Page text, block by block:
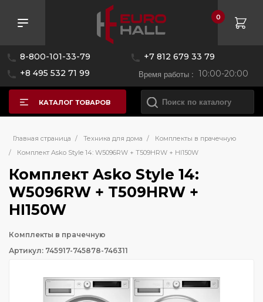
8-800-101-33-79
+7 812 679 33 79
+8 495 532 71 99
Время работы : 10:00-20:00
0
КАТАЛОГ ТОВАРОВ
Главная страница / Техника для дома /
Комплекты в прачечную
/
Комплект Asko Style 14: W5096RW + T509HRW + HI150W
Комплект Asko Style 14:
W5096RW + T509HRW +
HI150W
Комплекты в прачечную
Артикул: 745917-745878-746311